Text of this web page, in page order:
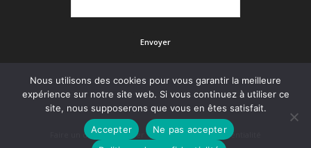
Faire un don Adhérer Politique de confidentialité
Nous utilisons des cookies pour vous garantir la meilleure
expérience sur notre site web. Si vous continuez à utiliser ce
site, nous supposerons que vous en êtes satisfait.
Accepter
Ne pas accepter